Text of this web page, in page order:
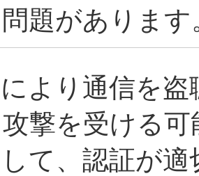
題があります
より通信を
撃を受ける
て、認証が